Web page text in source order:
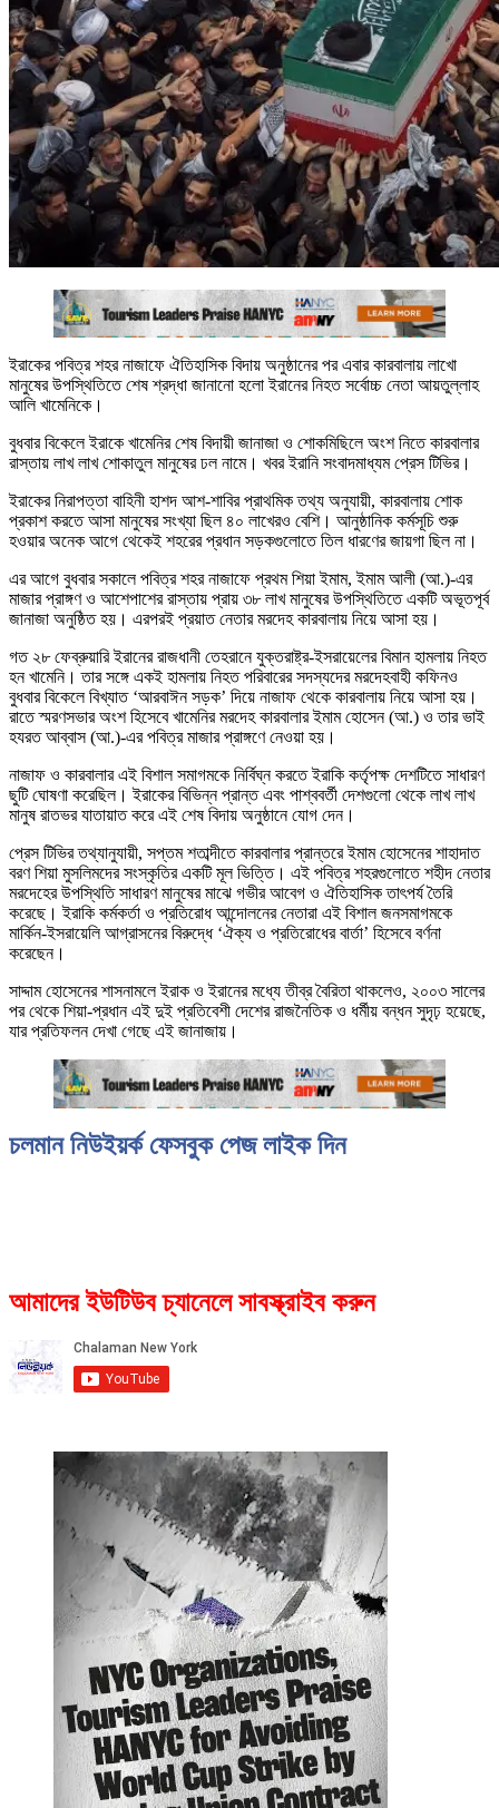
ইরাকের পবিত্র শহর নাজাফে ঐতিহাসিক বিদায় অনুষ্ঠানের পর এবার কারবালায় লাখো
মানুষের উপস্থিতিতে শেষ শ্রদ্ধা জানানো হলো ইরানের নিহত সর্বোচ্চ নেতা আয়তুল্লাহ
আলি খামেনিকে।
বুধবার বিকেলে ইরাকে খামেনির শেষ বিদায়ী জানাজা ও শোকমিছিলে অংশ নিতে কারবালার
রাস্তায় লাখ লাখ শোকাতুল মানুষের ঢল নামে। খবর ইরানি সংবাদমাধ্যম প্রেস টিভির।
ইরাকের নিরাপত্তা বাহিনী হাশদ আশ-শাবির প্রাথমিক তথ্য অনুযায়ী, কারবালায় শোক
প্রকাশ করতে আসা মানুষের সংখ্যা ছিল ৪০ লাখেরও বেশি। আনুষ্ঠানিক কর্মসূচি শুরু
হওয়ার অনেক আগে থেকেই শহরের প্রধান সড়কগুলোতে তিল ধারণের জায়গা ছিল না।
এর আগে বুধবার সকালে পবিত্র শহর নাজাফে প্রথম শিয়া ইমাম, ইমাম আলী (আ.)-এর
মাজার প্রাঙ্গণ ও আশেপাশের রাস্তায় প্রায় ৩৮ লাখ মানুষের উপস্থিতিতে একটি অভূতপূর্ব
জানাজা অনুষ্ঠিত হয়। এরপরই প্রয়াত নেতার মরদেহ কারবালায় নিয়ে আসা হয়।
গত ২৮ ফেব্রুয়ারি ইরানের রাজধানী তেহরানে যুক্তরাষ্ট্র-ইসরায়েলের বিমান হামলায় নিহত
হন খামেনি। তার সঙ্গে একই হামলায় নিহত পরিবারের সদস্যদের মরদেহবাহী কফিনও
বুধবার বিকেলে বিখ্যাত ‘আরবাঈন সড়ক’ দিয়ে নাজাফ থেকে কারবালায় নিয়ে আসা হয়।
রাতে স্মরণসভার অংশ হিসেবে খামেনির মরদেহ কারবালার ইমাম হোসেন (আ.) ও তার ভাই
হযরত আব্বাস (আ.)-এর পবিত্র মাজার প্রাঙ্গণে নেওয়া হয়।
নাজাফ ও কারবালার এই বিশাল সমাগমকে নির্বিঘ্ন করতে ইরাকি কর্তৃপক্ষ দেশটিতে সাধারণ
ছুটি ঘোষণা করেছিল। ইরাকের বিভিন্ন প্রান্ত এবং পাশ্ববর্তী দেশগুলো থেকে লাখ লাখ
মানুষ রাতভর যাতায়াত করে এই শেষ বিদায় অনুষ্ঠানে যোগ দেন।
প্রেস টিভির তথ্যানুযায়ী, সপ্তম শতাব্দীতে কারবালার প্রান্তরে ইমাম হোসেনের শাহাদাত
বরণ শিয়া মুসলিমদের সংস্কৃতির একটি মূল ভিত্তি। এই পবিত্র শহরগুলোতে শহীদ নেতার
মরদেহের উপস্থিতি সাধারণ মানুষের মাঝে গভীর আবেগ ও ঐতিহাসিক তাৎপর্য তৈরি
করেছে। ইরাকি কর্মকর্তা ও প্রতিরোধ আন্দোলনের নেতারা এই বিশাল জনসমাগমকে
মার্কিন-ইসরায়েলি আগ্রাসনের বিরুদ্ধে ‘ঐক্য ও প্রতিরোধের বার্তা’ হিসেবে বর্ণনা
করেছেন।
সাদ্দাম হোসেনের শাসনামলে ইরাক ও ইরানের মধ্যে তীব্র বৈরিতা থাকলেও, ২০০৩ সালের
পর থেকে শিয়া-প্রধান এই দুই প্রতিবেশী দেশের রাজনৈতিক ও ধর্মীয় বন্ধন সুদৃঢ় হয়েছে,
যার প্রতিফলন দেখা গেছে এই জানাজায়।
চলমান নিউইয়র্ক ফেসবুক পেজ লাইক দিন
আমাদের ইউটিউব চ্যানেলে সাবস্ক্রাইব করুন